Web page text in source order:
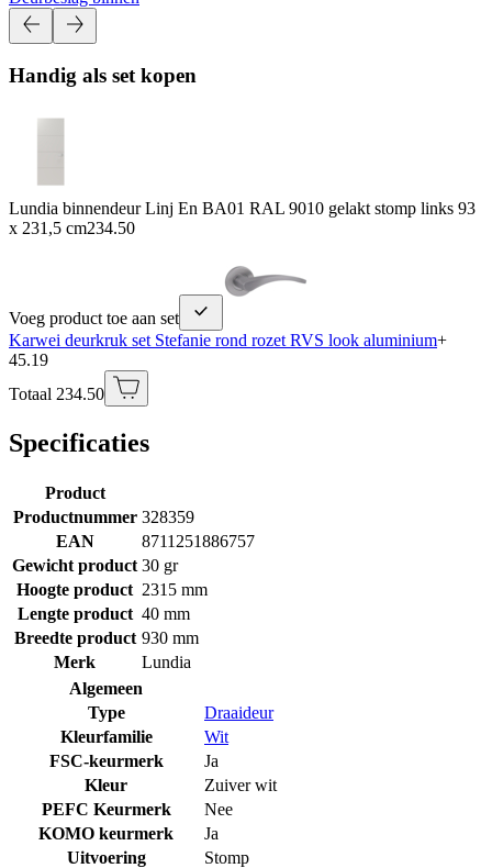
Handig als set kopen
Lundia binnendeur Linj En BA01 RAL 9010 gelakt stomp links 93
x 231,5 cm234.50
Voeg product toe aan set
Karwei deurkruk set Stefanie rond rozet RVS look aluminium+
45.19
Totaal 234.50
Specificaties
Product
Productnummer 328359
EAN
8711251886757
Gewicht product 30 gr
Hoogte product 2315 mm
Lengte product 40 mm
Breedte product 930 mm
Merk
Lundia
Algemeen
Type
Draaideur
Kleurfamilie
Wit
FSC-keurmerk
Ja
Kleur
Zuiver wit
PEFC Keurmerk
Nee
KOMO keurmerk
Ja
Uitvoering
Stomp